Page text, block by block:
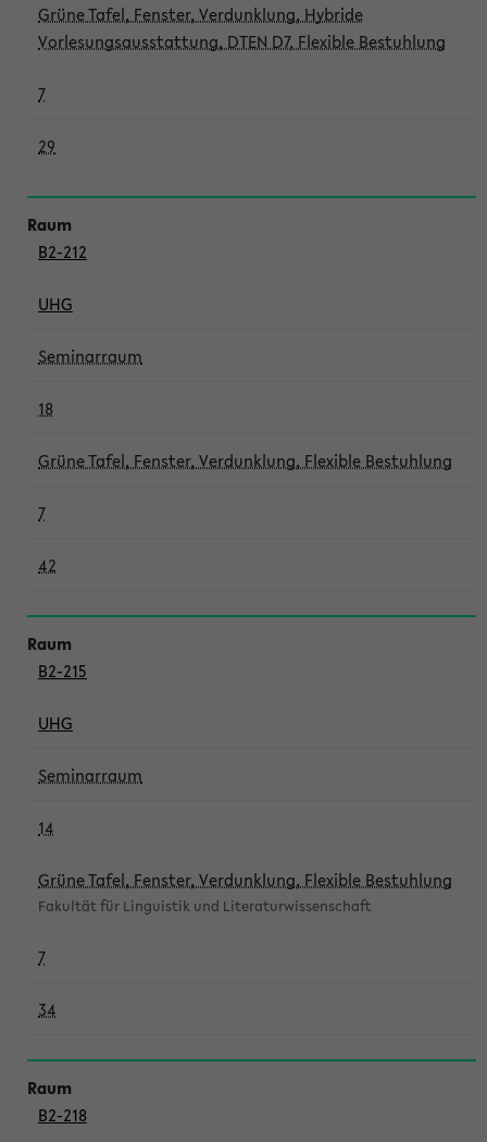
Grüne Tafel, Fenster, Verdunklung, Hybride
Vorlesungsausstattung, DTEN D7, Flexible Bestuhlung
7
29
B2-212
UHG
Seminarraum
18
Grüne Tafel, Fenster, Verdunklung, Flexible Bestuhlung
7
42
B2-215
UHG
Seminarraum
14
Grüne Tafel, Fenster, Verdunklung, Flexible Bestuhlung
Fakultät für Linguistik und Literaturwissenschaft
7
34
B2-218